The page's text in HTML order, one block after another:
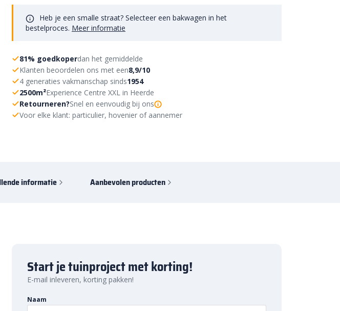
Heb je een smalle straat? Selecteer een bakwagen in het
bestelproces. Meer informatie
81% goedkoperdan het gemiddelde
Klanten beoordelen ons met een8,9/10
4 generaties vakmanschap sinds1954
2500m²Experience Centre XXL in Heerde
Retourneren?Snel en eenvoudig bij ons
Voor elke klant: particulier, hovenier of aannemer
informatie Aanbevolen producten
Start je tuinproject met korting!
E-mail inleveren, korting pakken!
Naam